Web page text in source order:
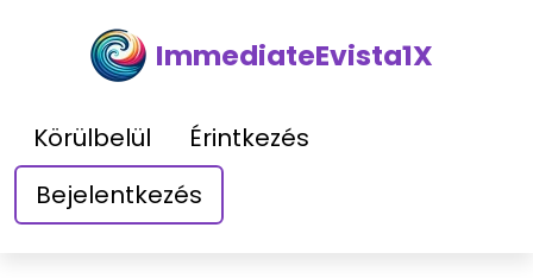
ImmediateEvista1X
Körülbelül
Érintkezés
Bejelentkezés